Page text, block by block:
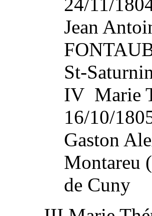
Jean
St-
IV Marie
16/10/
Gaston
Montareu
de Cuny